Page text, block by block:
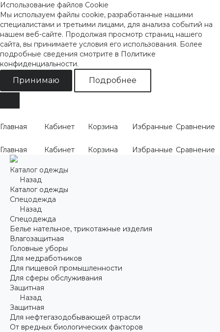
Использование файлов Cookie
Мы используем файлы cookie, разработанные нашими
специалистами и третьими лицами, для анализа событий на
нашем веб-сайте. Продолжая просмотр страниц нашего
сайта, вы принимаете условия его использования. Более
подробные сведения смотрите в Политике
конфиденциальности.
Принимаю Подробнее
Главная Кабинет Корзина Избранные Сравнение
Главная Кабинет Корзина Избранные Сравнение
Каталог одежды
Назад
Каталог одежды
Спецодежда
Назад
Спецодежда
Белье нательное, трикотажные изделия
Влагозащитная
Головные уборы
Для медработников
Для пищевой промышленности
Для сферы обслуживания
Защитная
Назад
Защитная
Для нефтегазодобывающей отрасли
От вредных биологических факторов